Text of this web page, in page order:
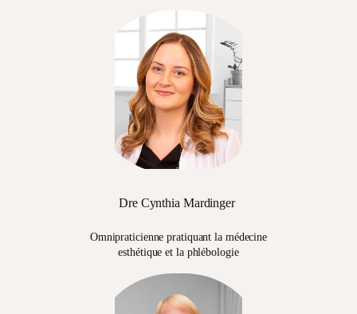
Dre Cynthia Mardinger
Omnipraticienne pratiquant la médecine
esthétique et la phlébologie